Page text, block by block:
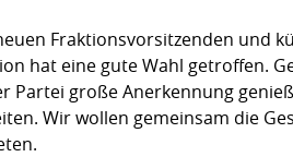
Fraktionsvorsitzenden und
hat eine gute Wahl getroffen.
große Anerkennung
Wir wollen gemeinsam die